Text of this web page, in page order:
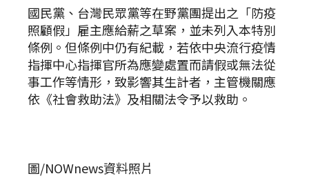
國民黨、台灣民眾黨等在野黨團提出之「防疫
照顧假」雇主應給薪之草案，並未列入本特別
條例。但條例中仍有紀載，若依中央流行疫情
指揮中心指揮官所為應變處置而請假或無法從
事工作等情形，致影響其生計者，主管機關應
依《社會救助法》及相關法令予以救助。
圖/NOWnews資料照片